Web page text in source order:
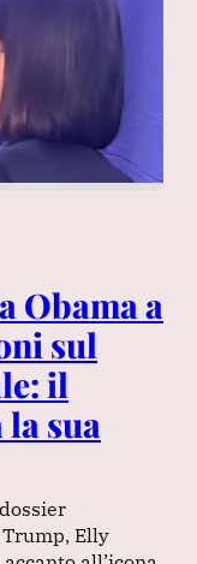
Obama a
sul
il
sua
Elly